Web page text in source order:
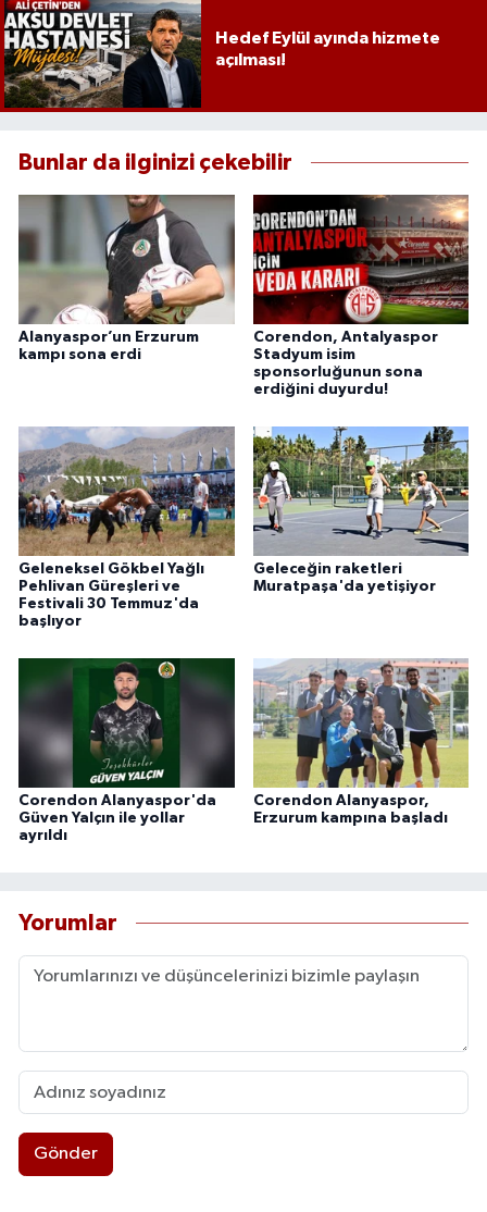
Hedef Eylül ayında hizmete
açılması!
Bunlar da ilginizi çekebilir
Alanyaspor’un Erzurum
kampı sona erdi
Corendon, Antalyaspor
Stadyum isim
sponsorluğunun sona
erdiğini duyurdu!
Geleneksel Gökbel Yağlı
Pehlivan Güreşleri ve
Festivali 30 Temmuz'da
başlıyor
Geleceğin raketleri
Muratpaşa'da yetişiyor
Corendon Alanyaspor'da
Güven Yalçın ile yollar
ayrıldı
Corendon Alanyaspor,
Erzurum kampına başladı
Yorumlar
Gönder